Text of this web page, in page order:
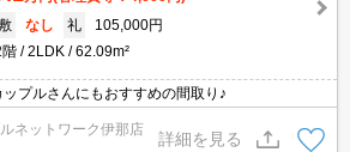
なし 礼
105,000円
階
2LDK 62.09m²
プルさんにもおすすめの間取り♪
ネットワーク伊那店
詳細を見る